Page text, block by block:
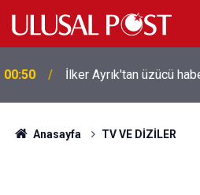
00:50 İlker Ayrık'tan üzücü
00:39
Liverpool efsanesi
Trabzonspor ile anlaştı!
Anasayfa TV VE DİZİLER